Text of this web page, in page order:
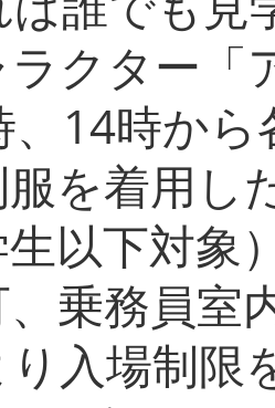
ラクター
、14時か
を着用し
以下対象
乗務員室
入場制限